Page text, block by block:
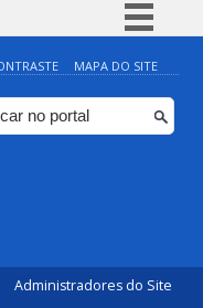
Simplifique!
Comunica BR
Participe
MAPA DO SITE
Administradores do Site